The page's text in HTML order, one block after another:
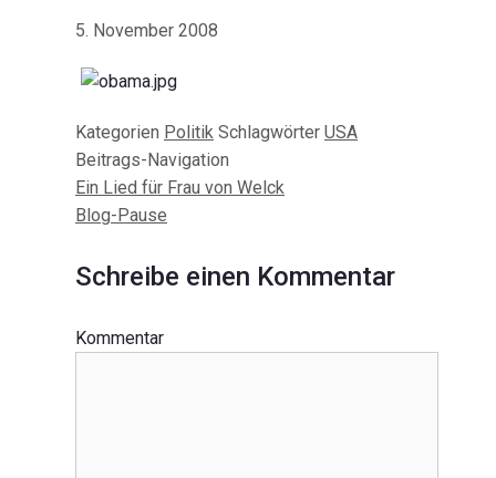
5. November 2008
Kategorien Politik Schlagwörter USA
Beitrags-Navigation
Ein Lied für Frau von Welck
Blog-Pause
Schreibe einen Kommentar
Kommentar